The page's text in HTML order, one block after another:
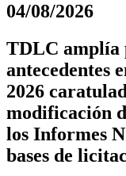
04/08/2026
TDLC amplía
antecedentes
2026
modificación
los Informes
bases de